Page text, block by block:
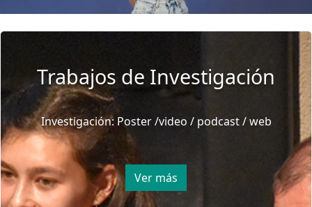
Trabajos de Investigación
Investigación: Poster /video / podcast / web
Ver más